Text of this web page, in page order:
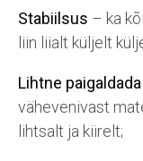
Stabiilsus – ka
liin liialt küljelt
Lihtne paigaldada
vähevenivast
lihtsalt ja kiirelt;